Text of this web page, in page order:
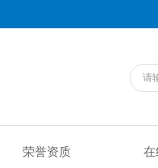
荣誉资质 在